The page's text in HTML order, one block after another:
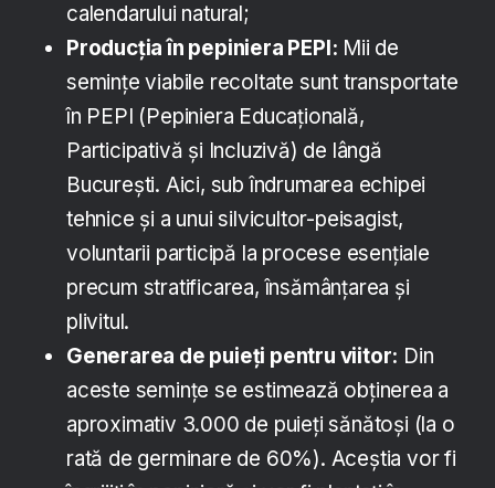
calendarului natural;
Producția în pepiniera PEPI: Mii de
semințe viabile recoltate sunt transportate
în PEPI (Pepiniera Educațională,
Participativă și Incluzivă) de lângă
București. Aici, sub îndrumarea echipei
tehnice și a unui silvicultor-peisagist,
voluntarii participă la procese esențiale
precum stratificarea, însămânțarea și
plivitul.
Generarea de puieți pentru viitor: Din
aceste semințe se estimează obținerea a
aproximativ 3.000 de puieți sănătoși (la o
rată de germinare de 60%). Aceștia vor fi